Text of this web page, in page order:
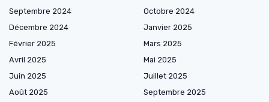
Septembre 2024
Octobre 2024
Décembre 2024
Janvier 2025
Février 2025
Mars 2025
Avril 2025
Mai 2025
Juin 2025
Juillet 2025
Août 2025
Septembre 2025